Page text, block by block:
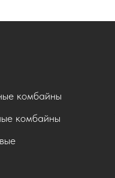
комбайны
комбайны